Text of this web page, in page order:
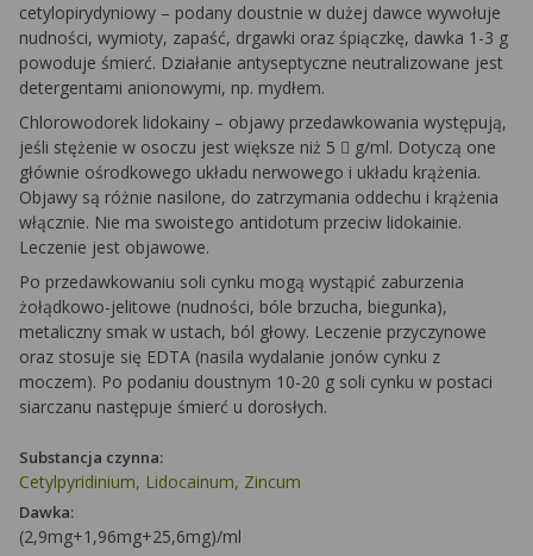
cetylopirydyniowy – podany doustnie w dużej dawce wywołuje
nudności, wymioty, zapaść, drgawki oraz śpiączkę, dawka 1-3 g
powoduje śmierć. Działanie antyseptyczne neutralizowane jest
detergentami anionowymi, np. mydłem.
Chlorowodorek lidokainy – objawy przedawkowania występują,
jeśli stężenie w osoczu jest większe niż 5  g/ml. Dotyczą one
głównie ośrodkowego układu nerwowego i układu krążenia.
Objawy są różnie nasilone, do zatrzymania oddechu i krążenia
włącznie. Nie ma swoistego antidotum przeciw lidokainie.
Leczenie jest objawowe.
Po przedawkowaniu soli cynku mogą wystąpić zaburzenia
żołądkowo-jelitowe (nudności, bóle brzucha, biegunka),
metaliczny smak w ustach, ból głowy. Leczenie przyczynowe
oraz stosuje się EDTA (nasila wydalanie jonów cynku z
moczem). Po podaniu doustnym 10-20 g soli cynku w postaci
siarczanu następuje śmierć u dorosłych.
Substancja czynna:
Cetylpyridinium, Lidocainum, Zincum
Dawka:
(2,9mg+1,96mg+25,6mg)/ml